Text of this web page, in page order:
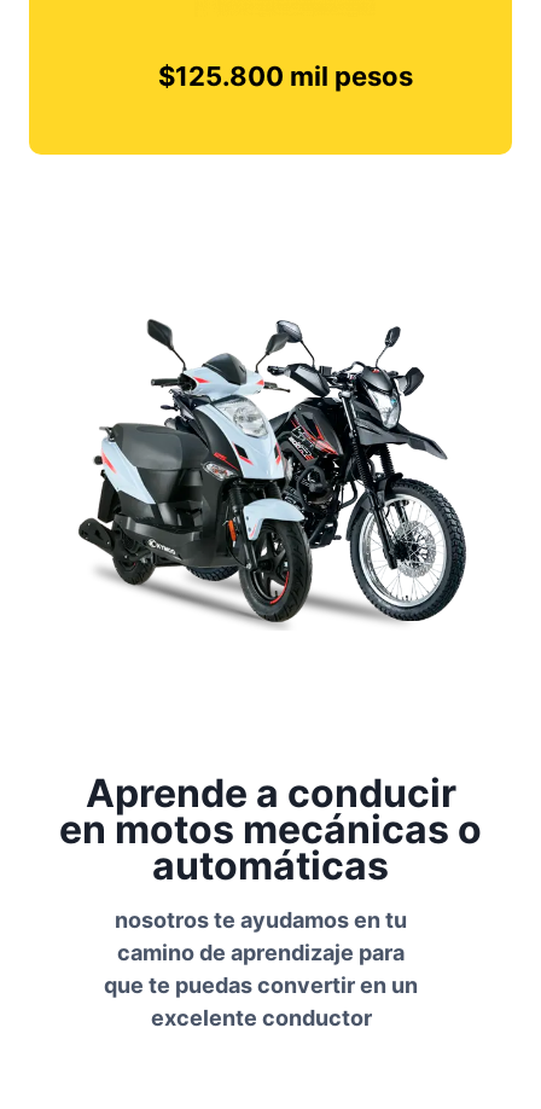
$125.800 mil pesos
Aprende a conducir
en motos mecánicas o
automáticas
nosotros te ayudamos en tu
camino de aprendizaje para
que te puedas convertir en un
excelente conductor